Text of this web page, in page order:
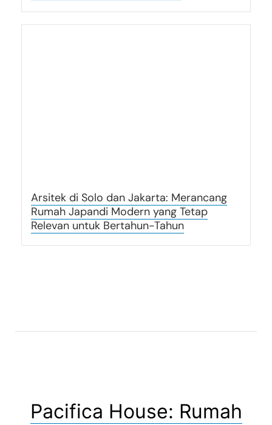
Arsitek di Solo dan Jakarta: Merancang
Rumah Japandi Modern yang Tetap
Relevan untuk Bertahun-Tahun
Pacifica House: Rumah